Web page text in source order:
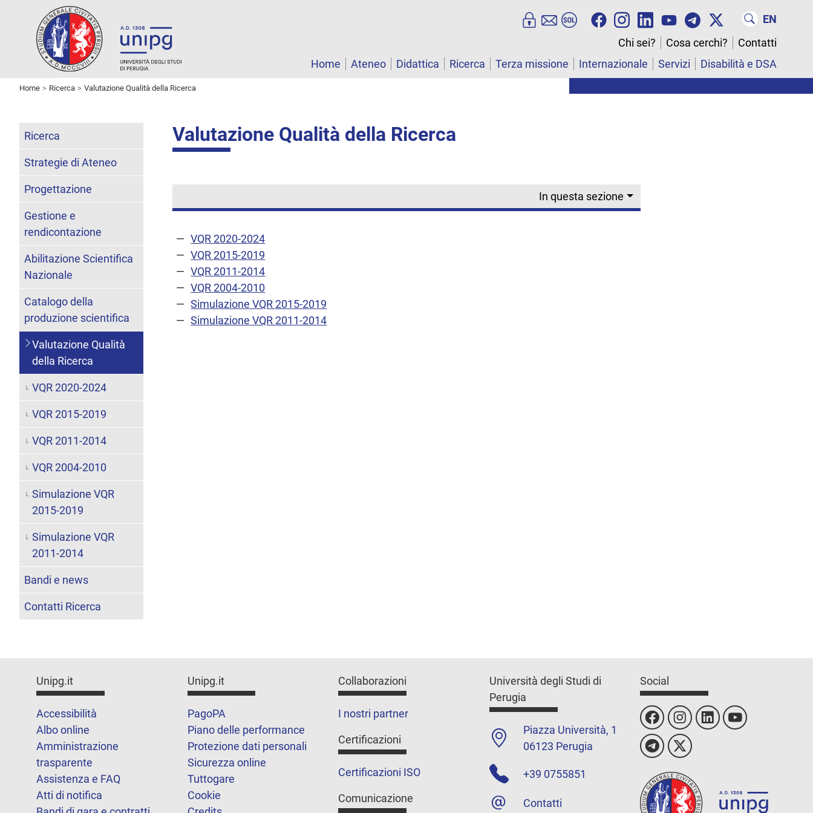
EN
Chi sei?
Cosa cerchi?
Contatti
Home
Ateneo Didattica Ricerca Terza missione Internazionale Servizi Disabilità e DSA
Home Ricerca Valutazione Qualità della Ricerca
Valutazione Qualità della Ricerca
In questa sezione
VQR 2020-2024
VQR 2015-2019
VQR 2011-2014
VQR 2004-2010
Simulazione VQR 2015-2019
Simulazione VQR 2011-2014
Ricerca
Strategie di Ateneo
Progettazione
Gestione e
rendicontazione
Abilitazione Scientifica
Nazionale
Catalogo della
produzione scientifica
Valutazione Qualità
della Ricerca
VQR 2020-2024
VQR 2015-2019
VQR 2011-2014
VQR 2004-2010
Simulazione VQR
2015-2019
Simulazione VQR
2011-2014
Bandi e news
Contatti Ricerca
Unipg.it
Accessibilità
Albo online
Amministrazione
trasparente
Assistenza e FAQ
Atti di notifica
Unipg.it
PagoPA
Piano delle performance
Protezione dati personali
Sicurezza online
Tuttogare
Cookie
Collaborazioni
I nostri partner
Certificazioni
Certificazioni ISO
Comunicazione
Università degli Studi di
Perugia
Piazza Università, 1
06123 Perugia
+39 0755851
Contatti
Social